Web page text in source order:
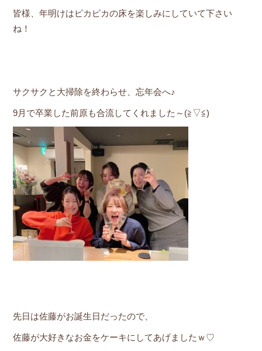
皆様、年明けはピカピカの床を楽しみにしていて下さい
ね！
サクサクと大掃除を終わらせ、忘年会へ♪
9月で卒業した前原も合流してくれました～(≧▽≦)
先日は佐藤がお誕生日だったので、
佐藤が大好きなお金をケーキにしてあげましたｗ♡